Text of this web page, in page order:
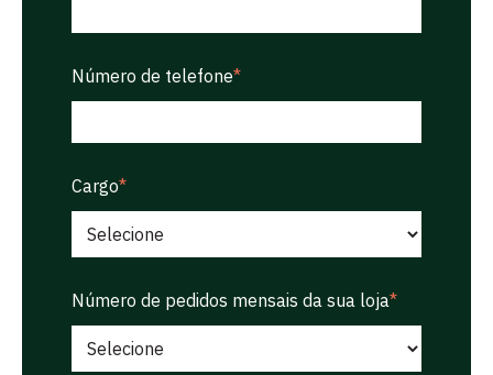
Número de telefone*
Cargo*
Número de pedidos mensais da sua loja*